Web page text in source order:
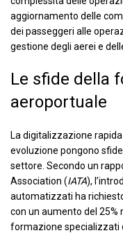
aggiornamento delle
dei passeggeri alle
gestione degli aerei e
Le sfide della
aeroportuale
La digitalizzazione
evoluzione pongono
settore. Secondo un
Association (IATA),
automatizzati ha
con un aumento del 25%
formazione specializzati